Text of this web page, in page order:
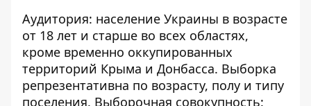
Аудитория: население Украины в возрасте
от 18 лет и старше во всех областях,
кроме временно оккупированных
территорий Крыма и Донбасса. Выборка
репрезентативна по возрасту, полу и типу
поселения. Выборочная совокупность: